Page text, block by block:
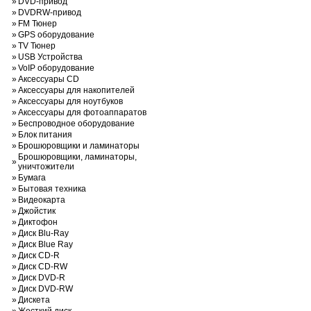
» DVDRW-привод
» FM Тюнер
»GPS оборудование
»TV Тюнер
» USB Устройства
»VoIP оборудование
»Аксессуары CD
»Аксессуары для накопителей
»Аксессуары для ноутбуков
»Аксессуары для фотоаппаратов
» Беспроводное оборудование
» Блок питания
» Брошюровщики и ламинаторы
» Брошюровщики, ламинаторы,
уничтожители
» Бумага
» Бытовая техника
» Видеокарта
»Джойстик
»Диктофон
»Диск Blu-Ray
»Диск Blue Ray
»Диск CD-R
»Диск CD-RW
»Диск DVD-R
»Диск DVD-RW
»Дискета